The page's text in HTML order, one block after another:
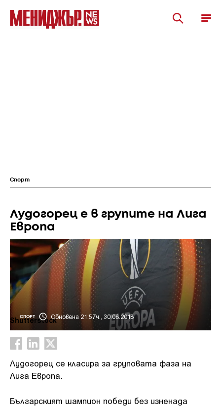
Спорт
Лудогорец е в групите на Лига
Европа
СПОРТ Обновена 21:57ч., 30.08.2018
Shutterstock
Лудогорец се класира за груповата фаза на
Лига Европа.
Българският шампион победи без изненада